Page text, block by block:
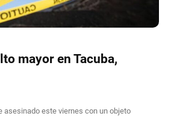
mayor en Tacuba,
asesinado este viernes con un objeto